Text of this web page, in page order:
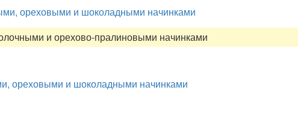
ореховыми и шоколадными начинками
и орехово-пралиновыми начинками
ореховыми и шоколадными начинками